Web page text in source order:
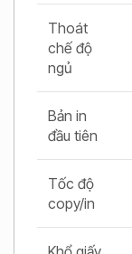
Thoát
chế độ
ngủ
Bản in
đầu tiên
Tốc độ
copy/in